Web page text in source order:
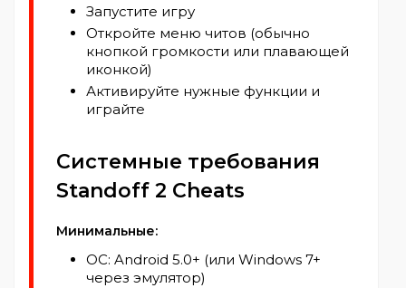
Запустите игру
Откройте меню читов (обычно
кнопкой громкости или плавающей
иконкой)
Активируйте нужные функции и
играйте
Системные требования
Standoff 2 Cheats
Минимальные:
ОС: Android 5.0+ (или Windows 7+
через эмулятор)